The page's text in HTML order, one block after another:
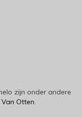
zijn onder andere
Otten.